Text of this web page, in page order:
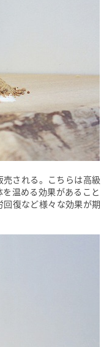
される。こちらは高級
温める効果があること
復など様々な効果が期